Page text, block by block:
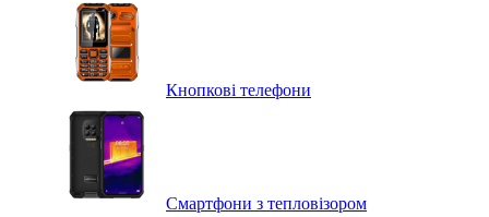
Кнопкові телефони
Смартфони з тепловізором